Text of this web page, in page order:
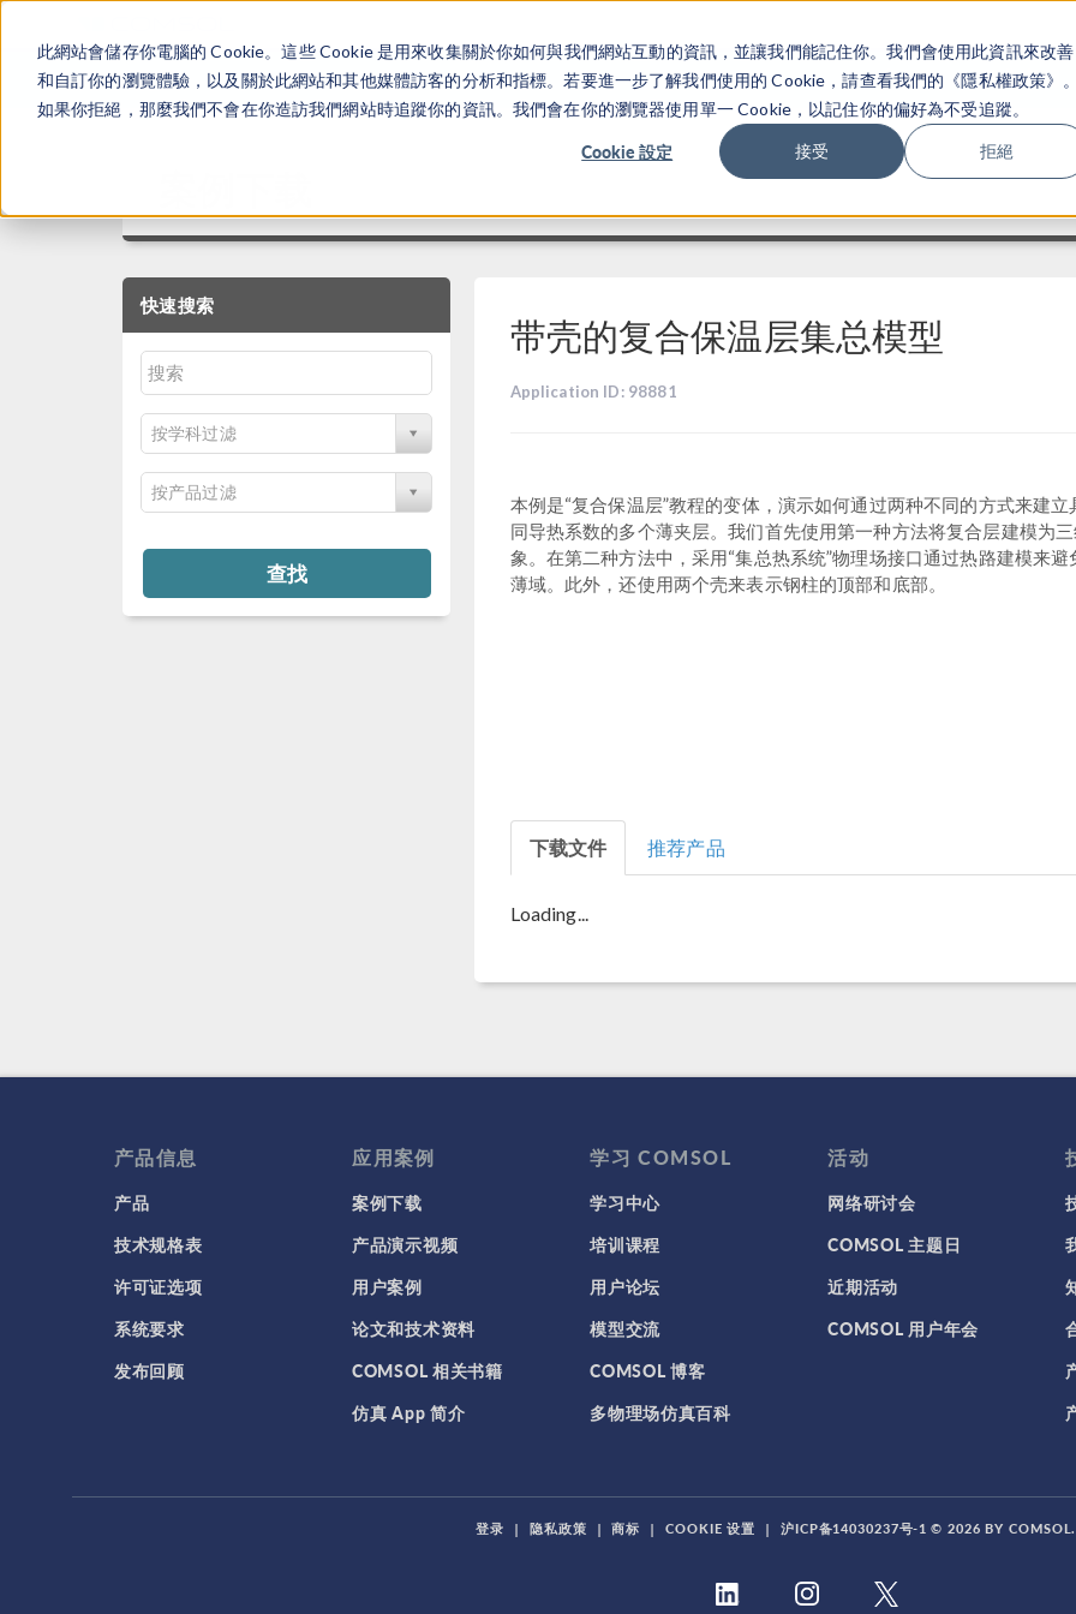
此網站會儲存你電腦的 Cookie。這些 Cookie 是用來收集關於你如何與我們網站互動的資訊，並讓我們能記住你。我們會使用此資訊來改善
和自訂你的瀏覽體驗，以及關於此網站和其他媒體訪客的分析和指標。若要進一步了解我們使用的 Cookie，請查看我們的《隱私權政策》
如果你拒絕，那麼我們不會在你造訪我們網站時追蹤你的資訊。我們會在你的瀏覽器使用單一 Cookie，以記住你的偏好為不受追蹤。
Cookie 設定 接受 拒絕
产品 行业应用
快速搜索
按学科过滤
按产品过滤
查找
带壳的复合保温层集总模型
Application ID: 98881
本例是“复合保温层”教程的变体，演示如何通过两种不同的方式来建立
同导热系数的多个薄夹层。我们首先使用第一种方法将复合层建模为
象。在第二种方法中，采用“集总热系统”物理场接口通过热路建模来避
薄域。此外，还使用两个壳来表示钢柱的顶部和底部。
下载文件 推荐产品
Loading...
产品信息
产品
技术规格表
许可证选项
系统要求
发布回顾
应用案例
案例下载
产品演示视频
用户案例
论文和技术资料
COMSOL 相关书籍
仿真 App 简介
学习 COMSOL
学习中心
培训课程
用户论坛
模型交流
COMSOL 博客
多物理场仿真百科
活动
网络研讨会
COMSOL 主题日
近期活动
COMSOL 用户年会
登录 | 隐私政策 | 商标 | COOKIE 设置 | 沪ICP备14030237号-1 © 2026 BY